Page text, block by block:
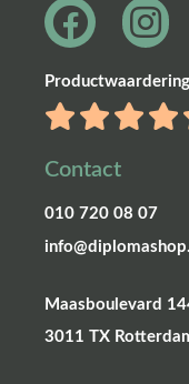
Contact
010 720 08 07
Maasboulevard
3011 TX